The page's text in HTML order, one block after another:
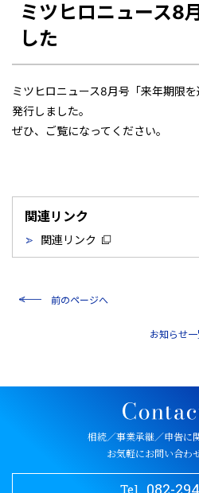
ミツヒロニュース8
した
ミツヒロニュース8月号「来年期限
発行しました。
ぜひ、ご覧になってください。
関連リンク
関連リンク
前のページへ
相続／事業承継／申告に
お気軽にお問い合わ
Tel.